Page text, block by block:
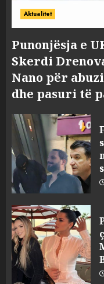
Aktualitet
Punonjësja e
Skerdi
Nano për
dhe pasuri të